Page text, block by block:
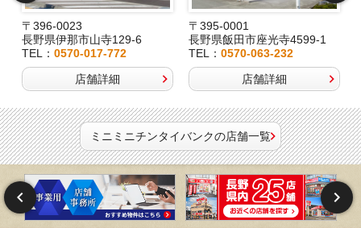
〒396-0023
長野県伊那市山寺129-6
TEL： 0570-017-772
店舗詳細
〒395-0001
長野県飯田市座光寺4599-1
TEL： 0570-063-232
店舗詳細
ミニミニチンタイバンクの店舗一覧